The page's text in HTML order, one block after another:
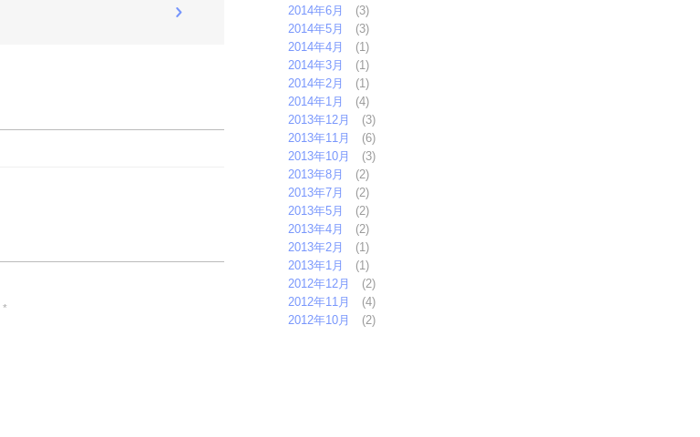
*
2014年6月
(3)
2014年5月
(3)
2014年4月
(1)
2014年3月
(1)
2014年2月
(1)
2014年1月
(4)
2013年12月
(3)
2013年11月
(6)
2013年10月
(3)
2013年8月
(2)
2013年7月
(2)
2013年5月
(2)
2013年4月
(2)
2013年2月
(1)
2013年1月
(1)
2012年12月
(2)
2012年11月
(4)
2012年10月
(2)